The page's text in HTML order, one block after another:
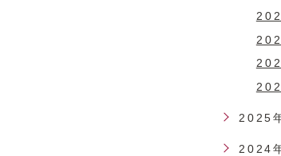
2025
2024